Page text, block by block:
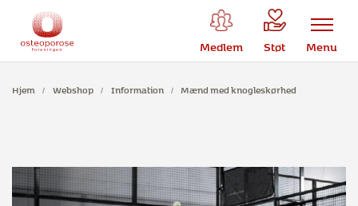
Medlem Støt Menu
Hjem / Webshop / Information / Mænd med knogleskørhed